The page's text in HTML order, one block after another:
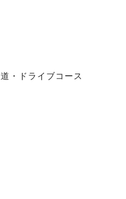
道・ドライブコース